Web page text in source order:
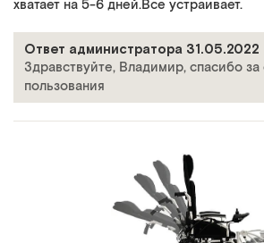
хватает на 5-6 дней.Все устраивает.
Ответ администратора 31.05.2022
Здравствуйте, Владимир, спасибо за
пользования